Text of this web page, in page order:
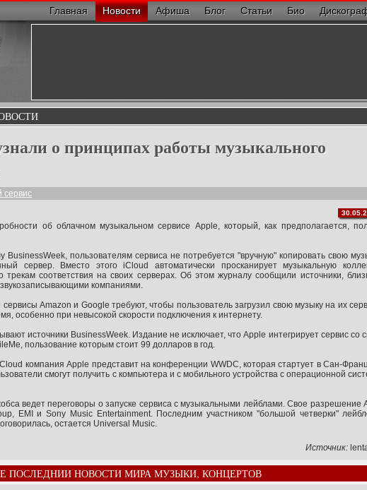
Главная Новости Афиша Блог Статьи Био
о принципах работы музыкального
сервис
об облачном музыкальном сервисе Apple, который, как предполагается,
BusinessWeek, пользователям сервиса не потребуется "вручную" копировать свою
сервер. Вместо этого iCloud автоматически просканирует музыкальную
трекам соответствия на своих серверах. Об этом журналу сообщили источники,
компаниями.
Amazon и Google требуют, чтобы пользователь загрузил свою музыку на их
особенно при невысокой скорости подключения к интернету.
источники BusinessWeek. Издание не исключает, что Apple интегрирует сервис со
пользование которым стоит 99 долларов в год.
компания Apple представит на конференции WWDC, которая стартует в Сан-
смогут получить с компьютера и с мобильного устройства с операционной
ведет переговоры о запуске сервиса с музыкальными лейблами. Свое разрешение
EMI и Sony Music Entertainment. Последним участником "большой четверки"
остается Universal Music.
Источник:
ПОСЛЕДНИИ НОВОСТИ МИРА МУЗЫКИ, КОНЦЕРТОВ